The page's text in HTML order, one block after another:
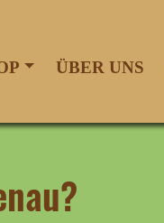
ÜBER UNS